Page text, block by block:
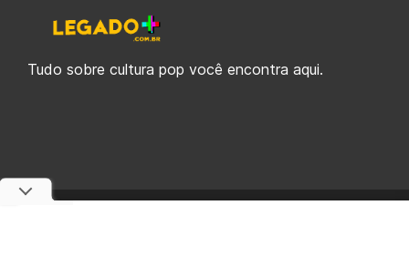
Tudo sobre cultura pop você encontra aqui.